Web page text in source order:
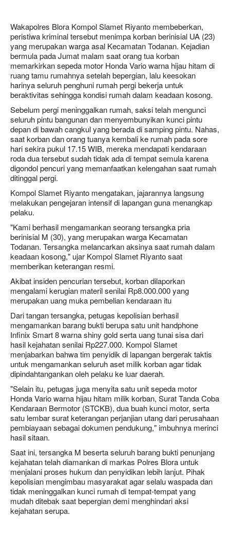
Wakapolres Blora Kompol Slamet Riyanto membeberkan,
peristiwa kriminal tersebut menimpa korban berinisial UA (23)
yang merupakan warga asal Kecamatan Todanan. Kejadian
bermula pada Jumat malam saat orang tua korban
memarkirkan sepeda motor Honda Vario warna hijau hitam di
ruang tamu rumahnya setelah bepergian, lalu keesokan
harinya seluruh penghuni rumah pergi bekerja untuk
beraktivitas sehingga kondisi rumah dalam keadaan kosong.
Sebelum pergi meninggalkan rumah, saksi telah mengunci
seluruh pintu bangunan dan menyembunyikan kunci pintu
depan di bawah cangkul yang berada di samping pintu. Nahas,
saat korban dan orang tuanya kembali ke rumah pada sore
hari sekira pukul 17.15 WIB, mereka mendapati kendaraan
roda dua tersebut sudah tidak ada di tempat semula karena
digondol pencuri yang memanfaatkan kelengahan saat rumah
ditinggal pergi.
Kompol Slamet Riyanto mengatakan, jajarannya langsung
melakukan pengejaran intensif di lapangan guna menangkap
pelaku.
"Kami berhasil mengamankan seorang tersangka pria
berinisial M (30), yang merupakan warga Kecamatan
Todanan. Tersangka melancarkan aksinya saat rumah dalam
keadaan kosong," ujar Kompol Slamet Riyanto saat
memberikan keterangan resmi.
Akibat insiden pencurian tersebut, korban dilaporkan
mengalami kerugian materil senilai Rp8.000.000 yang
merupakan uang muka pembelian kendaraan itu
Dari tangan tersangka, petugas kepolisian berhasil
mengamankan barang bukti berupa satu unit handphone
Infinix Smart 8 warna shiny gold serta uang tunai sisa dari
hasil kejahatan senilai Rp227.000. Kompol Slamet
menjabarkan bahwa tim penyidik di lapangan bergerak taktis
untuk mengamankan seluruh aset milik korban agar tidak
dipindahtangankan oleh pelaku ke luar daerah.
"Selain itu, petugas juga menyita satu unit sepeda motor
Honda Vario warna hijau hitam milik korban, Surat Tanda Coba
Kendaraan Bermotor (STCKB), dua buah kunci motor, serta
satu lembar surat keterangan perjanjian utang dari perusahaan
pembiayaan sebagai dokumen pendukung," imbuhnya merinci
hasil sitaan.
Saat ini, tersangka M beserta seluruh barang bukti penunjang
kejahatan telah diamankan di markas Polres Blora untuk
menjalani proses hukum dan penyidikan lebih lanjut. Pihak
kepolisian mengimbau masyarakat agar selalu waspada dan
tidak meninggalkan kunci rumah di tempat-tempat yang
mudah ditebak saat bepergian demi menghindari aksi
kejahatan serupa.